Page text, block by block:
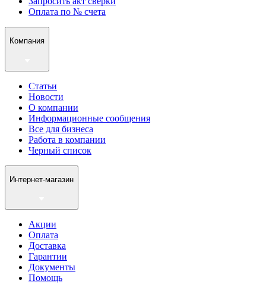
Оплата по № счета
Компания
Статьи
Новости
О компании
Информационные сообщения
Все для бизнеса
Работа в компании
Черный список
Интернет-магазин
Акции
Оплата
Доставка
Гарантии
Документы
Помощь